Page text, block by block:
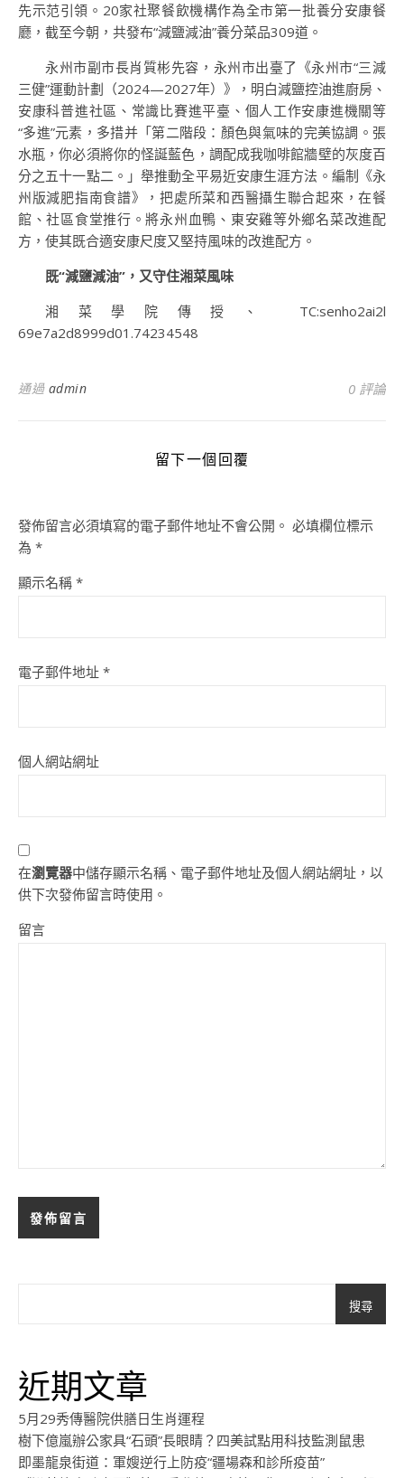
先示范引領。20家社聚餐飲機構作為全市第一批養分安康餐
廳，截至今朝，共發布“減鹽減油”養分菜品309道。
永州市副市長肖質彬先容，永州市出臺了《永州市“三減
三健”運動計劃（2024—2027年）》，明白減鹽控油進廚房、
安康科普進社區、常識比賽進平臺、個人工作安康進機關等
“多進”元素，多措并「第二階段：顏色與氣味的完美協調。張
水瓶，你必須將你的怪誕藍色，調配成我咖啡館牆壁的灰度百
分之五十一點二。」舉推動全平易近安康生涯方法。編制《永
州版減肥指南食譜》，把處所菜和西醫攝生聯合起來，在餐
館、社區食堂推行。將永州血鴨、東安雞等外鄉名菜改進配
方，使其既合適安康尺度又堅持風味的改進配方。
既“減鹽減油”，又守住湘菜風味
湘菜學院傳授、 TC:senho2ai2l
69e7a2d8999d01.74234548
通過 admin 0 評論
留下一個回覆
發佈留言必須填寫的電子郵件地址不會公開。 必填欄位標示
為 *
顯示名稱 *
電子郵件地址 *
個人網站網址
在瀏覽器中儲存顯示名稱、電子郵件地址及個人網站網址，以
供下次發佈留言時使用。
留言
搜尋
近期文章
5月29秀傳醫院供膳日生肖運程
樹下億嵐辦公家具“石頭”長眼睛？四美試點用科技監測鼠患
即墨龍泉街道：軍嫂逆行上防疫“疆場森和診所疫苗”